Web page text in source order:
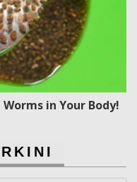
in Your Body!